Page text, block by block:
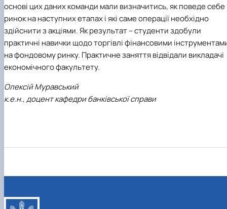
основі цих даних команди мали визначитись, як поведе себе
ринок на наступних етапах і які саме операції необхідно
здійснити з акціями. Як результат – студенти здобули
практичні навички щодо торгівлі фінансовими
на фондовому ринку. Практичне заняття відвідали викладачі
економічного факультету.
Олексій Муравський
к.е.н., доцент кафедри банківської справи